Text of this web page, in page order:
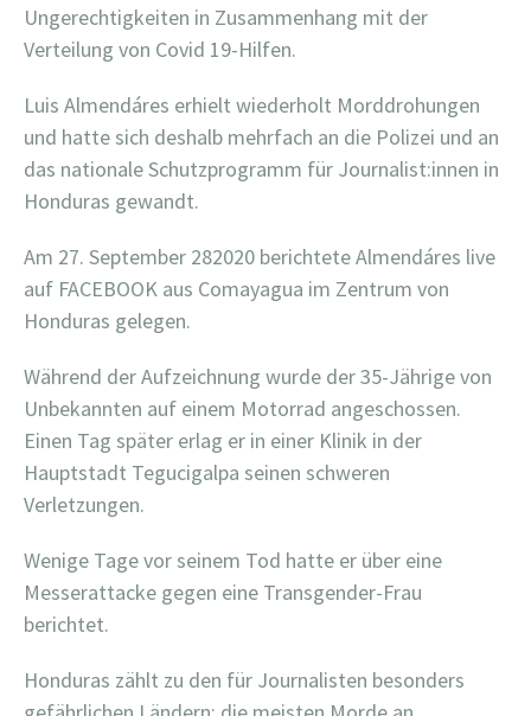
Ungerechtigkeiten in Zusammenhang mit der
Verteilung von Covid 19-Hilfen.
Luis Almendáres erhielt wiederholt Morddrohungen
und hatte sich deshalb mehrfach an die Polizei und an
das nationale Schutzprogramm für Journalist:innen in
Honduras gewandt.
Am 27. September 282020 berichtete Almendáres live
auf FACEBOOK aus Comayagua im Zentrum von
Honduras gelegen.
Während der Aufzeichnung wurde der 35-Jährige von
Unbekannten auf einem Motorrad angeschossen.
Einen Tag später erlag er in einer Klinik in der
Hauptstadt Tegucigalpa seinen schweren
Verletzungen.
Wenige Tage vor seinem Tod hatte er über eine
Messerattacke gegen eine Transgender-Frau
berichtet.
Honduras zählt zu den für Journalisten besonders